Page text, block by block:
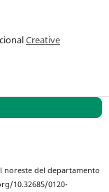
Creative
noreste del departamento
10.32685/0120-